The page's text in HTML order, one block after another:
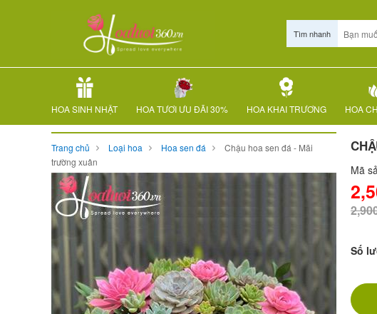
Tìm nhanh
HOA SINH NHẬT HOA TƯƠI ƯU ĐÃI 30% HOA KHAI TRƯƠNG HOA
Trang chủ Loại hoa Hoa sen đá
Chậu hoa sen đá - Mãi
trường xuân
Mã
Số